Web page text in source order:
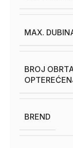
MAX.
BROJ
BREND